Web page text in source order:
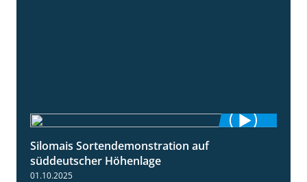
Silomais Sortendemonstration auf
süddeutscher Höhenlage
01.10.2025